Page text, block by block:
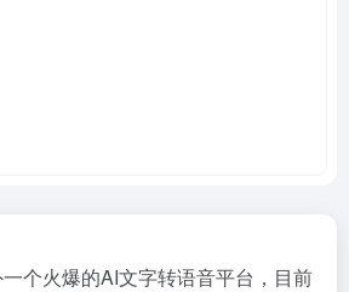
个火爆的AI文字转语音平台，目前